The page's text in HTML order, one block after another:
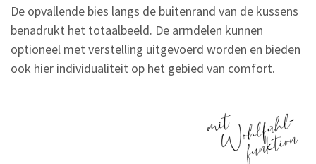
De opvallende bies langs de buitenrand van de kussens
benadrukt het totaalbeeld. De armdelen kunnen
optioneel met verstelling uitgevoerd worden en bieden
ook hier individualiteit op het gebied van comfort.